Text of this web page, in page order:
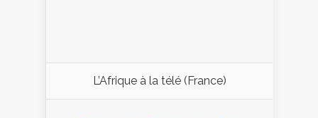
L’Afrique à la télé (France)